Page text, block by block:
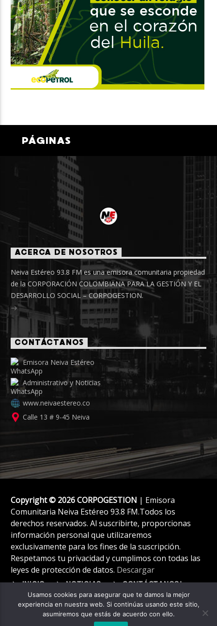
PÁGINAS
ACERCA DE NOSOTROS
Neiva Estéreo 93.8 FM es una emisora comunitaria propiedad
de la CORPORACIÓN COLOMBIANA PARA LA GESTIÓN Y EL
DESARROLLO SOCIAL – CORPOGESTION.
CONTÁCTANOS
Emisora Neiva Estéreo
Administrativo y Noticias
www.neivaestereo.co
Calle 13 # 9-45 Neiva
Copyright © 2026 CORPOGESTION | Emisora
Comunitaria Neiva Estéreo 93.8 FM.Todos los
derechos reservados. Al suscribirte, proporcionas
información personal que utilizaremos
exclusivamente para los fines de la suscripción.
Respetamos tu privacidad y cumplimos con todas las
leyes de protección de datos. Descargar
INICIO NOTICIAS CONTÁCTANOS!
Usamos cookies para asegurar que te damos la mejor
experiencia en nuestra web. Si continúas usando este sitio,
asumiremos que estás de acuerdo con ello.